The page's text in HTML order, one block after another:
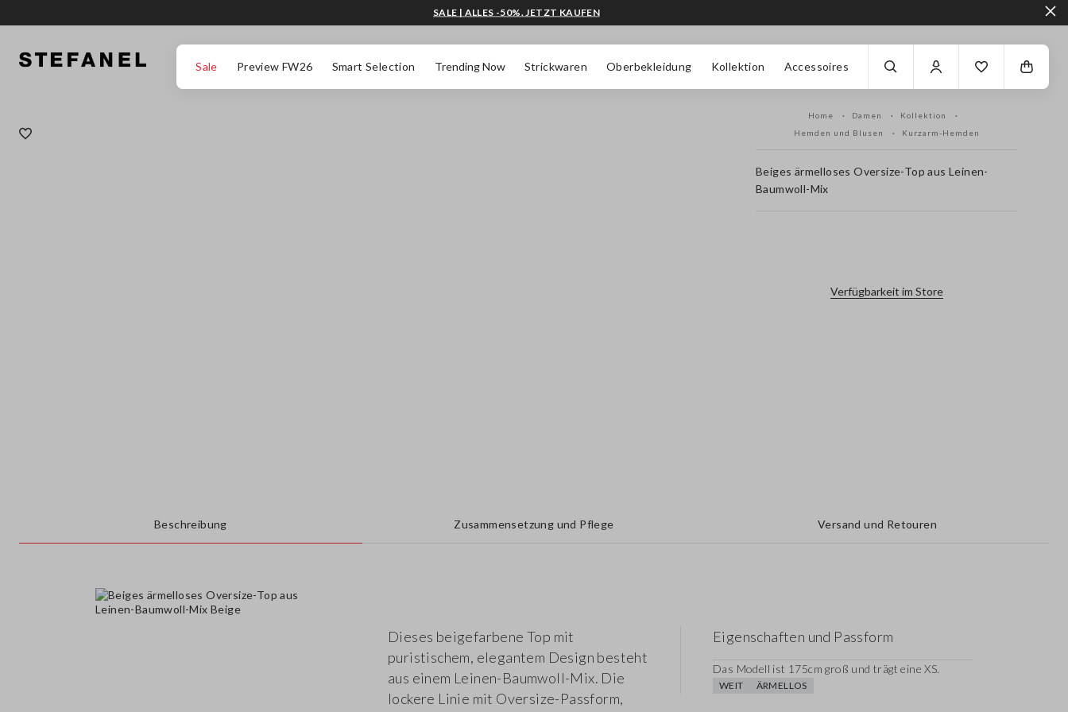
Sale Preview FW26 Smart Selection Trending Now Strickwaren Oberbekleidung Kollektion Accessoires
SALE | ALLES -50%. JETZT KAUFEN
Home Damen
Kollektion
Hemden und Blusen
Kurzarm-Hemden
Beiges ärmelloses Oversize-Top aus Leinen-
Baumwoll-Mix
Verfügbarkeit im Store
Beschreibung Zusammensetzung und Pflege Versand und Retouren
Dieses beigefarbene Top mit
puristischem, elegantem Design besteht
aus einem Leinen-Baumwoll-Mix. Die
lockere Linie mit Oversize-Passform,
Eigenschaften und Passform
Das Modell ist 175cm groß und trägt eine XS.
WEIT ÄRMELLOS